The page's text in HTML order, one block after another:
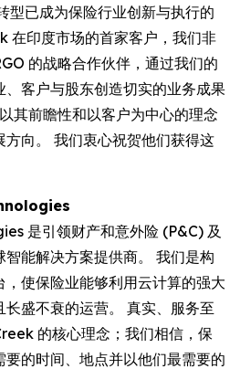
型已成为保险行业创新与执行的
在印度市场的首家客户，我们非
的战略合作伙伴，通过我们的
、客户与股东创造切实的业务成果
其前瞻性和以客户为中心的理念
向。 我们衷心祝贺他们获得这
是引领财产和意外险 (P&C) 及
能解决方案提供商。 我们是构
使保险业能够利用云计算的强大
盛不衰的运营。 真实、服务至
的核心理念；我们相信，保
的时间、地点并以他们最需要的